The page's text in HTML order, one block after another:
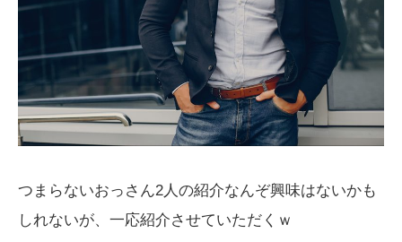
つまらないおっさん2人の紹介なんぞ興味はないかも
しれないが、一応紹介させていただくｗ